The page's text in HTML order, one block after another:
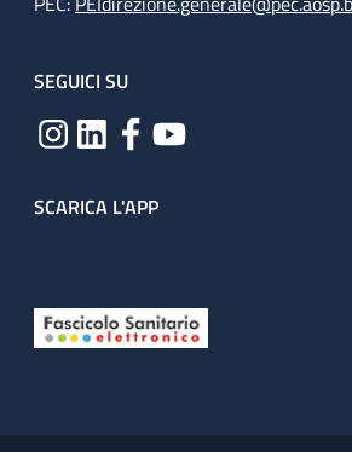
SEGUICI SU
SCARICA L'APP